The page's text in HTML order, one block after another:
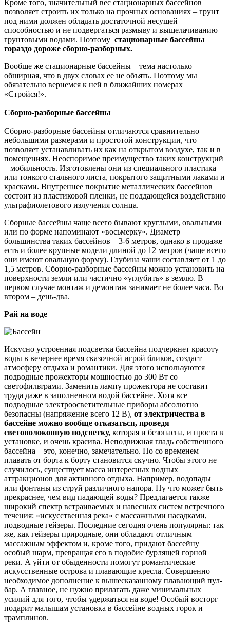
Кроме того, значительный вес стационарных бассейнов
позволяет строить их только на прочных основаниях – грунт
под ними должен обладать достаточной несущей
способностью и не подвергаться размыву и выщелачиванию
грунтовыми водами. Поэтому стационарные бассейны
гораздо дороже сборно-разборных.
Вообще же стационарные бассейны – тема настолько
обширная, что в двух словах ее не объять. Поэтому мы
обязательно вернемся к ней в ближайших номерах
«Стройся!».
Сборно-разборные бассейны
Сборно-разборные бассейны отличаются сравнительно
небольшими размерами и простотой конструкции, что
позволяет устанавливать их как на открытом воздухе, так и в
помещениях. Неоспоримое преимущество таких конструкций
– мобильность. Изготовлены они из специального пластика
или тонкого стального листа, покрытого защитными лаками и
красками. Внутреннее покрытие металлических бассейнов
состоит из пластиковой пленки, не поддающейся воздействию
ультрафиолетового излучения солнца.
Сборные бассейны чаще всего бывают круглыми, овальными
или по форме напоминают «восьмерку». Диаметр
большинства таких бассейнов – 3-6 метров, однако в продаже
есть и более крупные модели длиной до 12 метров (чаще всего
они имеют овальную форму). Глубина чаши составляет от 1 до
1,5 метров. Сборно-разборные бассейны можно установить на
поверхности земли или частично «углубить» в землю. В
первом случае монтаж и демонтаж занимает не более часа. Во
втором – день-два.
Рай на воде
Искусно устроенная подсветка бассейна подчеркнет красоту
воды в вечернее время сказочной игрой бликов, создаст
атмосферу отдыха и романтики. Для этого используются
подводные прожекторы мощностью до 300 Вт со
светофильтрами. Заменить лампу прожектора не составит
труда даже в заполненном водой бассейне. Хотя все
подводные электроосветительные приборы абсолютно
безопасны (напряжение всего 12 В), от электричества в
бассейне можно вообще отказаться, проведя
световолоконную подсветку, которая и безопасна, и проста в
установке, и очень красива. Неподвижная гладь собственного
бассейна – это, конечно, замечательно. Но со временем
плавать от борта к борту становится скучно. Чтобы этого не
случилось, существует масса интересных водных
аттракционов для активного отдыха. Например, водопады
или фонтаны из струй различного напора. Ну что может быть
прекраснее, чем вид падающей воды? Предлагается также
широкий спектр встраиваемых и навесных систем встречного
течения: «искусственная река» с массажными насадками,
подводные гейзеры. Последние сегодня очень популярны: так
же, как гейзеры природные, они обладают отличным
массажным эффектом и, кроме того, придают бассейну
особый шарм, превращая его в подобие бурлящей горной
реки. А уйти от обыденности помогут романтические
искусственные острова и плавающие кресла. Совершенно
необходимое дополнение к вышесказанному плавающий пул-
бар. А главное, не нужно прилагать даже минимальных
усилий для того, чтобы удержаться на воде! Особый восторг
подарит малышам установка в бассейне водных горок и
трамплинов.